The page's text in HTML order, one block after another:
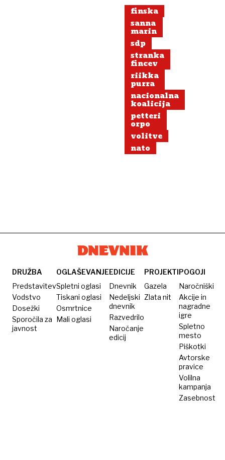
finska
sanna
marin
sdp
stranka
fincev
riikka
purra
nacionalna
koalicija
petteri
orpo
volitve
nato
DRUŽBA
Predstavitev
Vodstvo
Dosežki
Sporočila za
javnost
OGLAŠEVANJE
Spletni oglasi
Tiskani oglasi
Osmrtnice
Mali oglasi
EDICIJE
Dnevnik
Nedeljski
dnevnik
Razvedrilo
Naročanje
edicij
PROJEKTI
Gazela
Zlata nit
POGOJI
Naročniški
Akcije in
nagradne
igre
Spletno
mesto
Piškotki
Avtorske
pravice
Volilna
kampanja
Zasebnost